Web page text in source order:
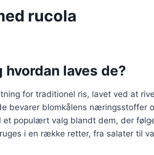
rucola
laves de?
for traditionel ris, lavet ved at
bevarer blomkålens næringsstoffer
et populært valg blandt dem, der
i en række retter, fra salater til